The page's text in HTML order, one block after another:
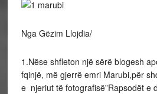
Nga Gëzim Llojdia/
1.Nëse shfleton një sërë blogesh
fqinjë, më gjerrë emri Marubi,për
e njeriut të fotografisë”Rapsodët e